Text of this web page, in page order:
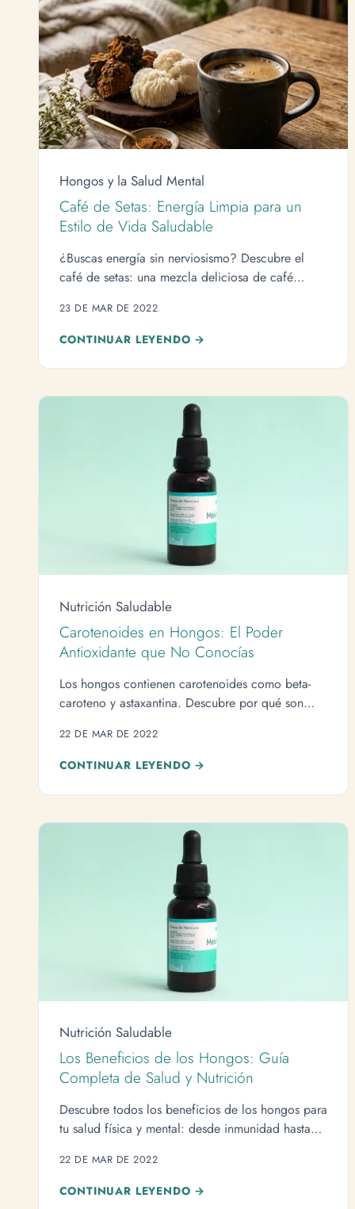
Hongos y la Salud Mental
Café de Setas: Energía Limpia para un
Estilo de Vida Saludable
¿Buscas energía sin nerviosismo? Descubre el
café de setas: una mezcla deliciosa de café
mente y cuerpo.
23 DE MAR DE 2022
CONTINUAR LEYENDO →
Nutrición Saludable
Carotenoides en Hongos: El Poder
Antioxidante que No Conocías
Los hongos contienen carotenoides como beta-
caroteno y astaxantina. Descubre por qué son
22 DE MAR DE 2022
CONTINUAR LEYENDO →
Nutrición Saludable
Los Beneficios de los Hongos: Guía
Completa de Salud y Nutrición
Descubre todos los beneficios de los hongos para
tu salud física y mental: desde inmunidad hasta
22 DE MAR DE 2022
CONTINUAR LEYENDO →